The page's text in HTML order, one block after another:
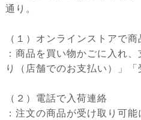
通り。
（１）オンラインストアで商
：商品を買い物かごに入れ
り（店舗でのお支払い）」
（２）電話で入荷連絡
：注文の商品が受け取り可